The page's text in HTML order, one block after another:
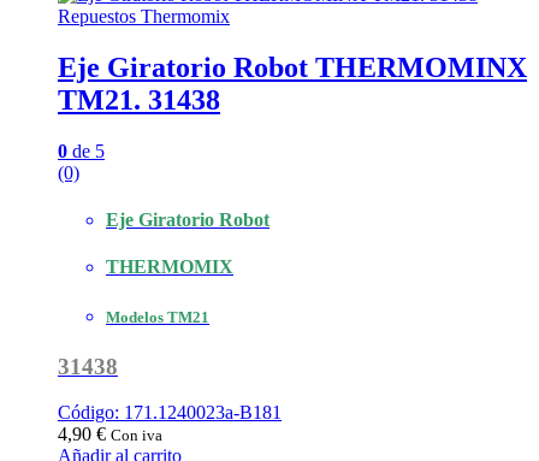
Repuestos Thermomix
Eje Giratorio Robot THERMOMINX
TM21. 31438
0 de 5
(0)
Eje Giratorio Robot
THERMOMIX
Modelos TM21
31438
Código: 171.1240023a-B181
4,90 € Con iva
Añadir al carrito